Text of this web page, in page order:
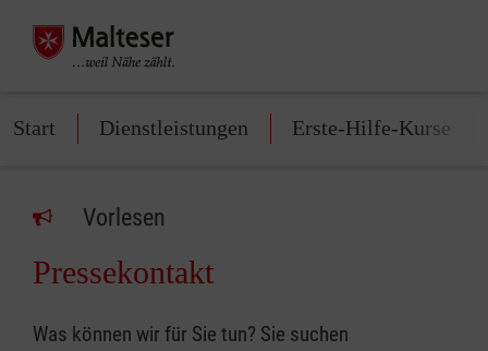
Start Dienstleistungen Erste-Hilfe-Kurse
Vorlesen
Pressekontakt
Was können wir für Sie tun? Sie suchen